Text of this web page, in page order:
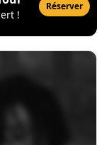
!
Réserver